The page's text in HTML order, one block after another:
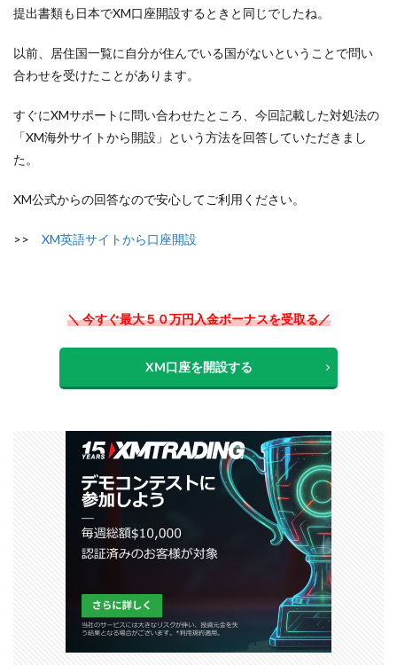
提出書類も日本でXM口座開設するときと同じでしたね。
以前、居住国一覧に自分が住んでいる国がないということで問い
合わせを受けたことがあります。
すぐにXMサポートに問い合わせたところ、今回記載した対処法の
「XM海外サイトから開設」という方法を回答していただきまし
た。
XM公式からの回答なので安心してご利用ください。
>> XM英語サイトから口座開設
＼ 今すぐ最大５０万円入金ボーナスを受取る／
XM口座を開設する